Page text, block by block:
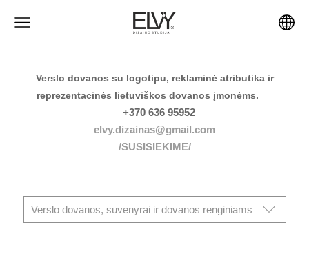
Verslo dovanos su logotipu, reklaminė atributika ir
reprezentacinės lietuviškos dovanos įmonėms.
+370 636 95952
elvy.dizainas@gmail.com
/SUSISIEKIME/
Verslo dovanos, suvenyrai ir dovanos renginiams